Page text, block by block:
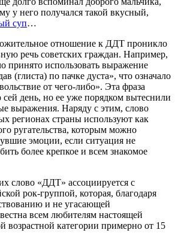
у него получался такой вкусный,
суп…
отношение к ДДТ проникло
речь советских граждан. Например,
принято использовать выражение
(глиста) по пачке дуста», что означало
от чего-либо». Эта фраза
сей день, но ее уже порядком вытеснили
выражения. Наряду с этим, слово
регионах страны используют как
ругательства, которым можно
эмоции, если ситуация не
более крепкое и всем знакомое
слово «ДДТ» ассоциируется с
рок-группой, которая, благодаря
и не угасающей
всем любителям настоящей
возрастной категории примерно от 15